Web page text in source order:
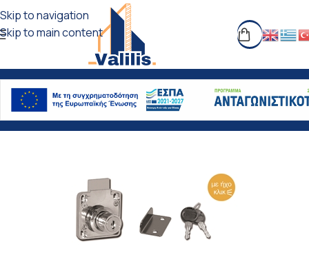
Skip to navigation
Skip to main content